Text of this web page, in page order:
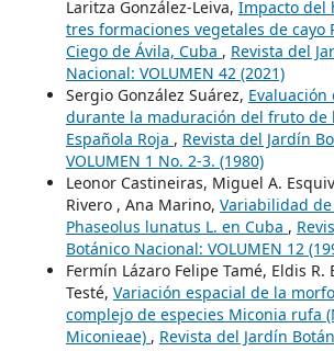
Laritza González-Leiva, Impacto del
tres formaciones vegetales de cayo
Ciego de Ávila, Cuba , Revista del
Nacional: VOLUMEN 42 (2021)
Sergio González Suárez, Evaluación
durante la maduración del fruto de
Española Roja , Revista del Jardín
VOLUMEN 1 No. 2-3. (1980)
Leonor Castineiras, Miguel A.
Rivero , Ana Marino, Variabilidad
Phaseolus lunatus L. en Cuba ,
Botánico Nacional: VOLUMEN 12
Fermín Lázaro Felipe Tamé, Eldis R.
Testé, Variación espacial de la
complejo de especies Miconia rufa
Miconieae) , Revista del Jardín